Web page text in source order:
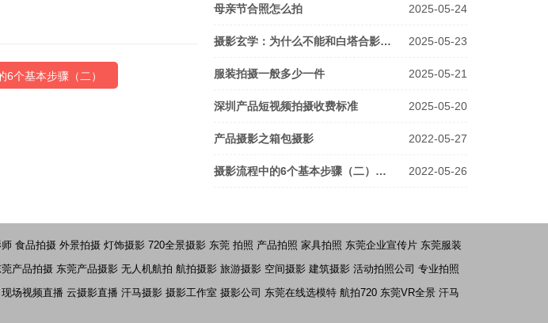
个基本步骤（二）
2025-05-24
母亲节合照怎么拍
2025-05-23
摄影玄学：为什么不能和白塔合影…
2025-05-21
服装拍摄一般多少一件
2025-05-20
深圳产品短视频拍摄收费标准
2022-05-27
产品摄影之箱包摄影
2022-05-26
摄影流程中的6个基本步骤（二）…
食品拍摄 外景拍摄 灯饰摄影 720全景摄影 东莞 拍照 产品拍照 家具拍照 东莞企业宣传片 东莞服装
莞产品拍摄 东莞产品摄影 无人机航拍 航拍摄影 旅游摄影 空间摄影 建筑摄影 活动拍照公司 专业拍照
现场视频直播 云摄影直播 汗马摄影 摄影工作室 摄影公司 东莞在线选模特 航拍720 东莞VR全景 汗马